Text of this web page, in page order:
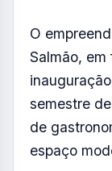
O
Salmão, em
semestre
de
espaço